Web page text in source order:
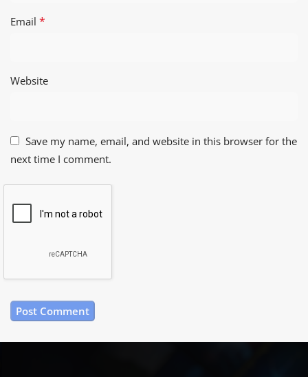
Email *
Website
Save my name, email, and website in this browser for the
next time I comment.